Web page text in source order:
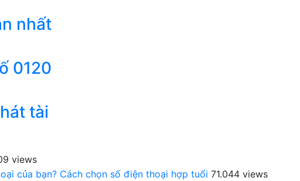
nhất
0120
tài
views
của bạn? Cách chọn số điện thoại hợp tuổi 71.044 views